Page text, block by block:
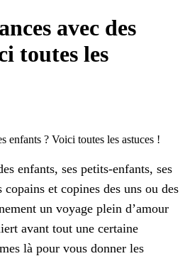
avec des
toutes les
enfants, ses petits-enfants, ses
copains et copines des uns ou des
un voyage plein d’amour
avant tout une certaine
là pour vous donner les